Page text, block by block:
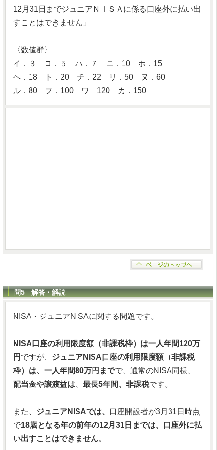
12月31日までジュニアＮＩＳＡに係る口座外に払い出
すことはできません」
〈数値群〉
イ．３ ロ．５ ハ．７ ニ．10 ホ．15
ヘ．18 ト．20 チ．22 リ．50 ヌ．60
ル．80 ヲ．100 ワ．120 カ．150
問5 解答・解説
NISA・ジュニアNISAに関する問題です。
NISA口座の利用限度額（非課税枠）は一人年間120万
円 ですが、 ジュニアNISA口座の利用限度額（非課税
枠）は、一人年間80万円までで、通常のNISA同様、
配当金や譲渡益は、最長5年間、非課税です。
また、 ジュニアNISAでは、 口座開設者が3月31日時点
で18歳となる年の前年の12月31日までは、口座外に払
い出すことはできません。